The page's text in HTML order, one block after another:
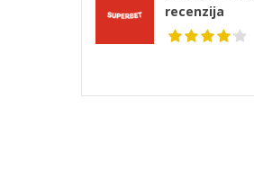
recenzija